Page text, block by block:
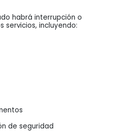
habrá interrupción o
servicios, incluyendo:
de seguridad